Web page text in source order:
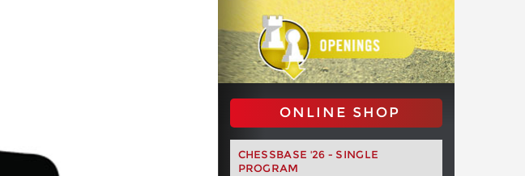
ONLINE SHOP
CHESSBASE '26 - SINGLE
PROGRAM